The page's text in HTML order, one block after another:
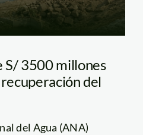
S/ 3500 millones
del
del Agua (ANA)